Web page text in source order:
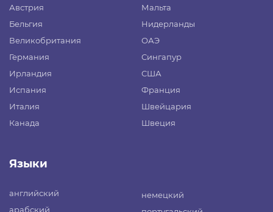
Австрия
Бельгия
Великобритания
Германия
Ирландия
Испания
Италия
Канада
Мальта
Нидерланды
ОАЭ
Сингапур
США
Франция
Швейцария
Швеция
Языки
английский
арабский
немецкий